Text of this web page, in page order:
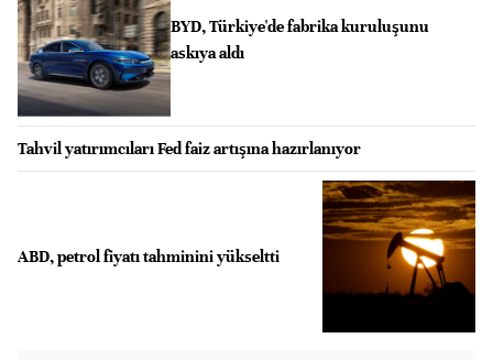
BYD, Türkiye'de fabrika kuruluşunu
askıya aldı
Tahvil yatırımcıları Fed faiz artışına hazırlanıyor
ABD, petrol fiyatı tahminini yükseltti